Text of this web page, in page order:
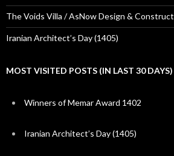
The Voids Villa / AsNow Design & Construct
Iranian Architect’s Day (1405)
MOST VISITED POSTS (IN LAST 30 DAYS)
Winners of Memar Award 1402
Iranian Architect’s Day (1405)